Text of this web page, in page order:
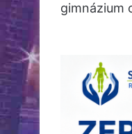
gimnázium